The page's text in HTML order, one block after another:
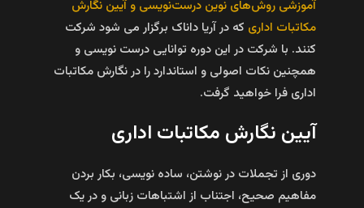
آموزشی روش‌های نوین درست‌نویسی و آیین نگارش
مکاتبات اداری که در آریا داناک برگزار می شود شرکت
کنند. با شرکت در این دوره توانایی درست نویسی و
همچنین نکات اصولی و استاندارد را در نگارش مکاتبات
اداری فرا خواهید گرفت.
آیین نگارش مکاتبات اداری
دوری از تجملات در نوشتن، ساده نویسی، بکار بردن
مفاهیم صحیح، اجتناب از اشتباهات زبانی و در یک